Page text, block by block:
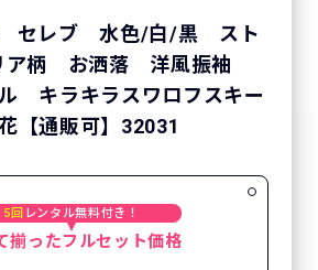
セレブ 水色/白/黒 スト
ア柄 お洒落 洋風振袖
キラキラスワロフスキー
【通販可】32031
5回 レンタル無料付き！
揃ったフルセット価格